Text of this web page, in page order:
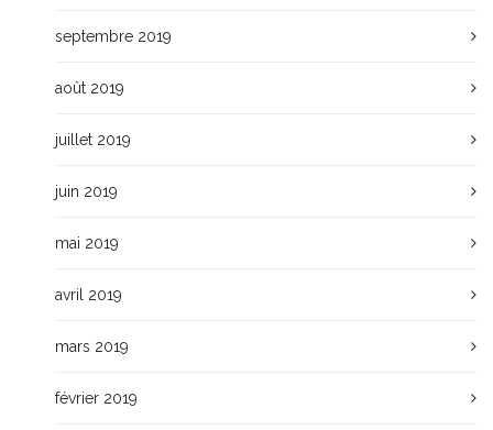
septembre 2019
août 2019
juillet 2019
juin 2019
mai 2019
avril 2019
mars 2019
février 2019